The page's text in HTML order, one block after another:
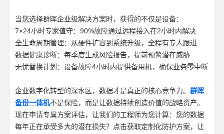
当您选择群晖企业级解决方案时，获得的不仅是设备：
7×24小时专家值守：90%故障通过远程接入在2小时内解决
全生命周期管理：从硬件扩容到系统升级，全程有专人跟进
数据健康诊断：每季度生成风险报告，提前预警潜在威胁
无忧替换计划：设备故障4小时内提供备用机，确保业务零中断
企业数字化转型的深水区，数据才是真正的核心竞争力。 群晖
备份一体机不是保险，而是让数据持续创造价值的战略资产。
现在申请专属方案评估，让我们的工程师为您计算：您的数据
每年正在承受多大的潜在损失？点击获取定制化防护方案，让